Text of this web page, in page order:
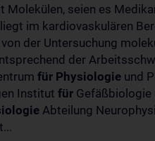
seien es
im kardiovaskulären
der Untersuchung
der
für Physiologie und
Institut für
Abteilung